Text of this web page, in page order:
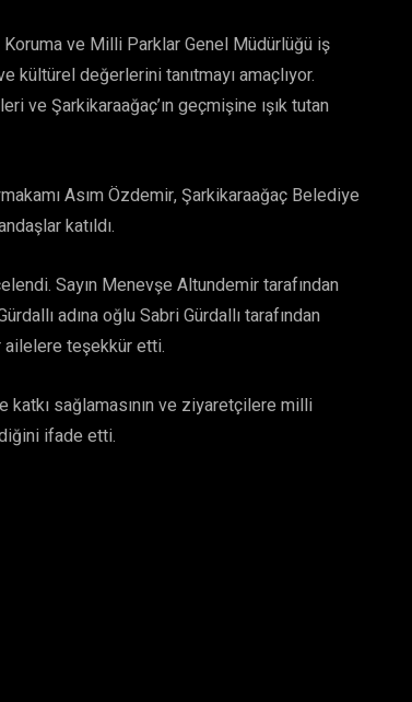
ve Milli Parklar Genel Müdürlüğü iş
değerlerini tanıtmayı amaçlıyor.
ve Şarkikaraağaç’ın geçmişine ışık tutan
Asım Özdemir, Şarkikaraağaç Belediye
katıldı.
Sayın Menevşe Altundemir tarafından
adına oğlu Sabri Gürdallı tarafından
ailelere teşekkür etti.
katkı sağlamasının ve ziyaretçilere milli
ifade etti.